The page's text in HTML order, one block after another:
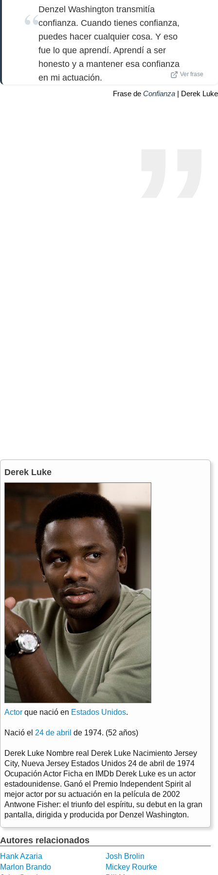
Denzel Washington transmitía
confianza. Cuando tienes confianza,
puedes hacer cualquier cosa. Y eso
fue lo que aprendí. Aprendí a ser
honesto y a mantener esa confianza
en mi actuación.
Ver frase
Frase de Confianza | Derek Luke
Derek Luke
Actor que nació en Estados Unidos.
Nació el 24 de abril de 1974. (52 años)
Derek Luke Nombre real Derek Luke Nacimiento Jersey
City, Nueva Jersey Estados Unidos 24 de abril de 1974
Ocupación Actor Ficha en IMDb Derek Luke es un actor
estadounidense. Ganó el Premio Independent Spirit al
mejor actor por su actuación en la película de 2002
Antwone Fisher: el triunfo del espíritu, su debut en la gran
pantalla, dirigida y producida por Denzel Washington.
Autores relacionados
Hank Azaria
Josh Brolin
Marlon Brando
Mickey Rourke